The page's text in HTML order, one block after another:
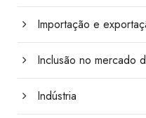
Importação e
Inclusão no mercado
Indústria